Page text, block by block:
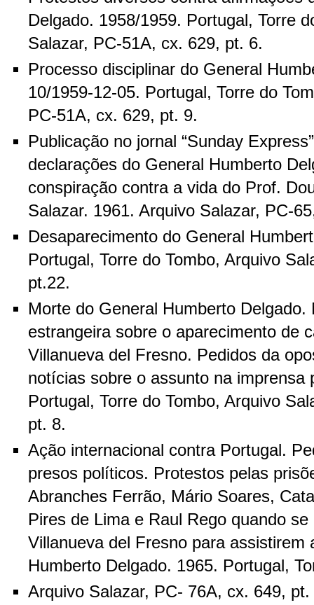
Delgado. 1958/1959. Portugal, Torre
Salazar, PC-51A, cx. 629, pt. 6.
Processo disciplinar do General
10/1959-12-05. Portugal, Torre do
PC-51A, cx. 629, pt. 9.
Publicação no jornal “Sunday
declarações do General Humberto
conspiração contra a vida do Prof.
Salazar. 1961. Arquivo Salazar, PC-
Desaparecimento do General
Portugal, Torre do Tombo, Arquivo
pt.22.
Morte do General Humberto
estrangeira sobre o aparecimento de
Villanueva del Fresno. Pedidos da
notícias sobre o assunto na imprensa
Portugal, Torre do Tombo, Arquivo
pt. 8.
Ação internacional contra Portugal.
presos políticos. Protestos pelas
Abranches Ferrão, Mário Soares,
Pires de Lima e Raul Rego quando
Villanueva del Fresno para assistirem
Humberto Delgado. 1965. Portugal,
Arquivo Salazar, PC- 76A, cx. 649, pt.